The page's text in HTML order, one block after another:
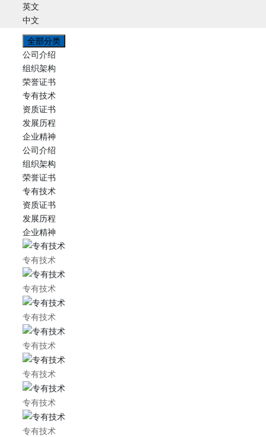
英文
中文
全部分类
公司介绍
组织架构
荣誉证书
专有技术
资质证书
发展历程
企业精神
公司介绍
组织架构
荣誉证书
专有技术
资质证书
发展历程
企业精神
专有技术
专有技术
专有技术
专有技术
专有技术
专有技术
专有技术